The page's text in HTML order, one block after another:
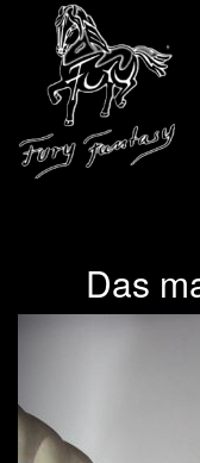
Das
Previous